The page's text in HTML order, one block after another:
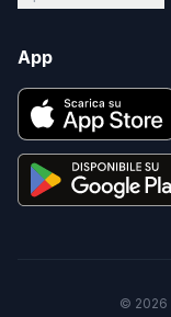
App
© 2026